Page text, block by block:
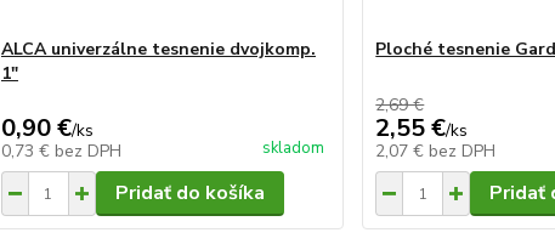
ALCA univerzálne tesnenie dvojkomp.
1"
0,90 €/ks
0,73 € bez DPH skladom
Pridať do košíka
Ploché tesnenie
2,69 €
2,55 €/ks
2,07 € bez DPH
Pridať